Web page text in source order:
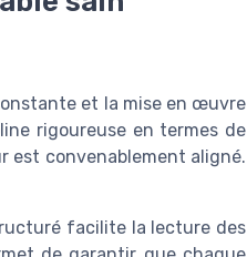
et la mise en œuvre
rigoureuse en termes de
est convenablement aligné.
facilite la lecture des